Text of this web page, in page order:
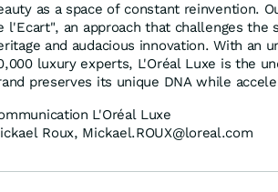
as a space of constant reinvention.
l'Ecart", an approach that challenges
and audacious innovation. With an
luxury experts, L'Oréal Luxe is the
preserves its unique DNA while
L'Oréal Luxe
Roux, Mickael.ROUX@loreal.com